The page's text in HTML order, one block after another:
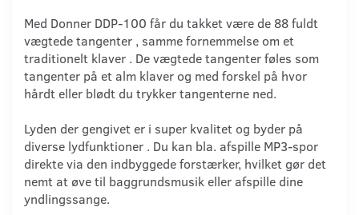
Med Donner DDP-100 får du takket være de 88 fuldt
vægtede tangenter , samme fornemmelse om et
traditionelt klaver . De vægtede tangenter føles som
tangenter på et alm klaver og med forskel på hvor
hårdt eller blødt du trykker tangenterne ned.
Lyden der gengivet er i super kvalitet og byder på
diverse lydfunktioner . Du kan bla. afspille MP3-spor
direkte via den indbyggede forstærker, hvilket gør det
nemt at øve til baggrundsmusik eller afspille dine
yndlingssange.